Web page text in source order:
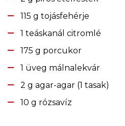
115 g tojásfehérje
1 teáskanál citromlé
175 g porcukor
1 üveg málnalekvár
2 g agar-agar (1 tasak)
10 g rózsavíz